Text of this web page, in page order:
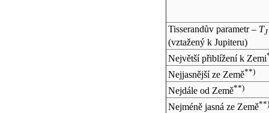
Tisserandův parametr – TJ
(vztažený k Jupiteru)
Největší přiblížení k Zemi
Nejjasnější ze Země**)
Nejdále od Země**)
Nejméně jasná ze Země**)